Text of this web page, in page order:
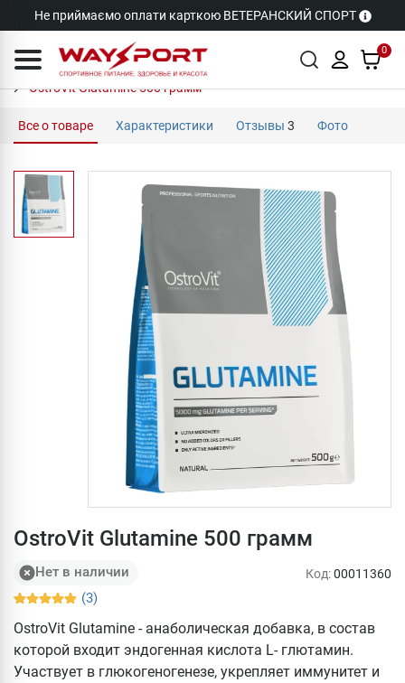
Не приймаємо оплати карткою ВЕТЕРАНСКИЙ СПОРТ
0
OstroVit Glutamine 500 грамм
Все о товаре Характеристики Отзывы 3 Фото
OstroVit Glutamine 500 грамм
Нет в наличии
(3)
Код:00011360
OstroVit Glutamine - анаболическая добавка, в состав
которой входит эндогенная кислота L- глютамин.
Участвует в глюкогеногенезе, укрепляет иммунитет и